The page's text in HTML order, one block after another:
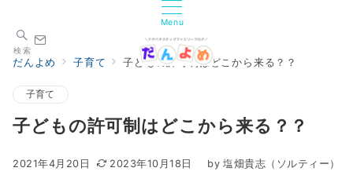
Menu
検索
だんよめ 子育て 子どもの許可制はどこから来る？？
子育て
子どもの許可制はどこから来る？？
2021年4月20日 2023年10月18日 by 塩畑貴志（ソルティー）